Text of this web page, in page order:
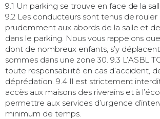
9.1 Un parking se trouve en face de la
9.2 Les conducteurs sont tenus de
prudemment aux abords de la salle et
dans le parking. Nous vous rappelons que
dont de nombreux enfants, s’y
sommes dans une zone 30. 9.3 L’ASBL
toute responsabilité en cas d’accident,
déprédation. 9.4 Il est strictement
accès aux maisons des riverains et à
permettre aux services d’urgence
minimum de temps.